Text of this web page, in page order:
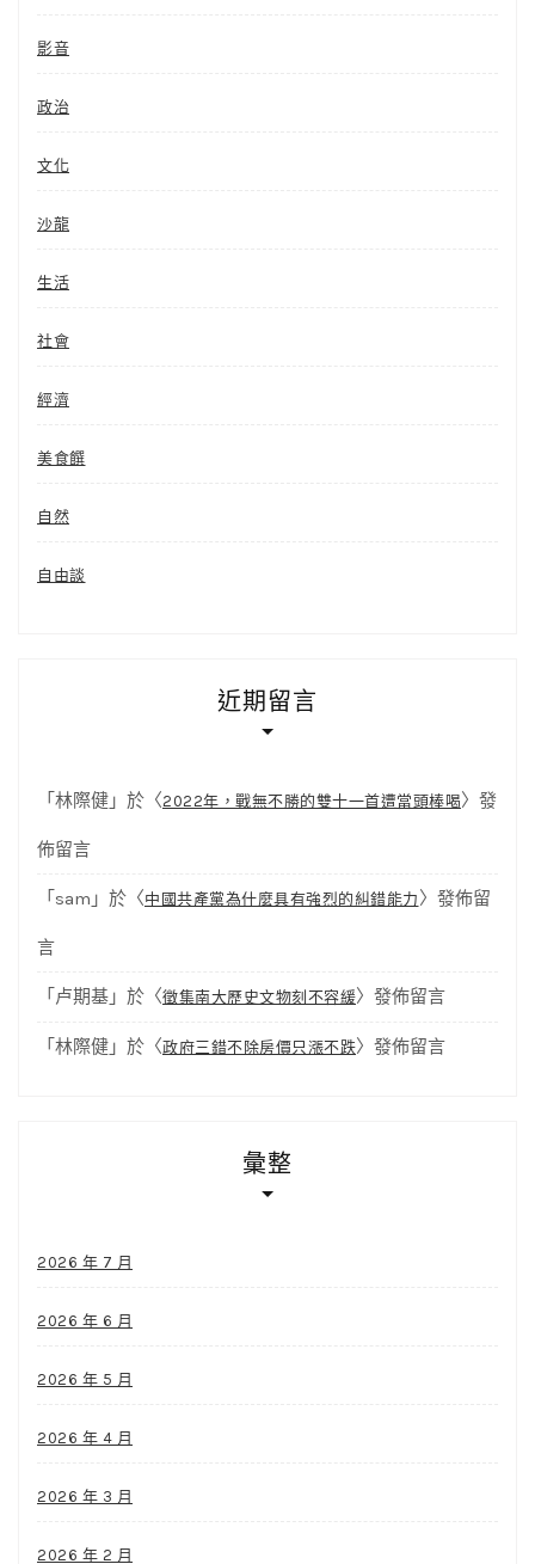
影音
政治
文化
沙龍
生活
社會
經濟
美食饌
自然
自由談
近期留言
「 林際健 」於〈2022年，戰無不勝的雙十一首遭當頭棒喝〉發
佈留言
「 sam 」於〈中國共產黨為什麼具有強烈的糾錯能力 〉發佈留
言
「 卢期基 」於〈徵集南大歷史文物刻不容緩〉發佈留言
「 林際健 」於〈政府三錯不除房價只漲不跌〉發佈留言
彙整
2026 年 7 月
2026 年 6 月
2026 年 5 月
2026 年 4 月
2026 年 3 月
2026 年 2 月